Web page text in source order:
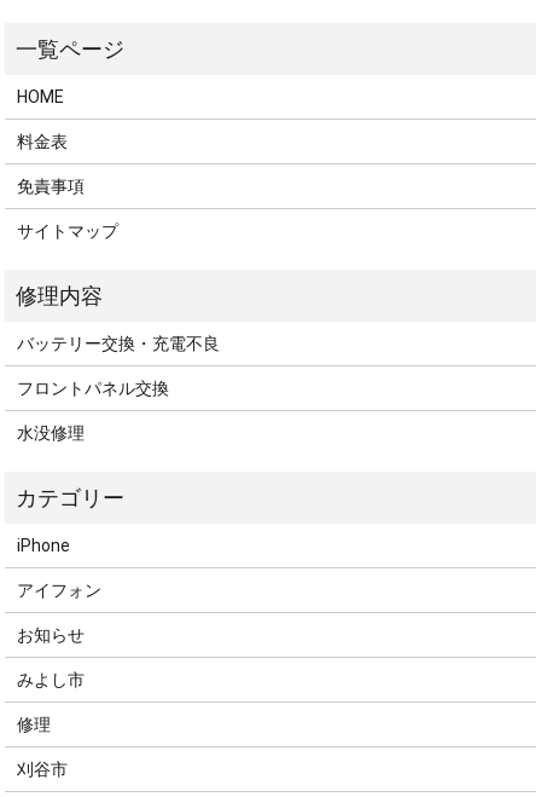
HOME
料金表
免責事項
サイトマップ
バッテリー交換・充電不良
フロントパネル交換
水没修理
iPhone
アイフォン
お知らせ
みよし市
修理
刈谷市